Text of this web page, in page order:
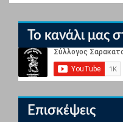
Το κανάλι μας
Επισκέψεις